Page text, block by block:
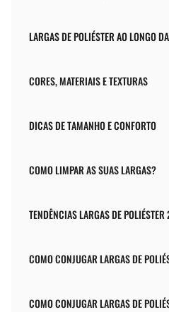
LARGAS DE POLIÉSTER AO LONGO
CORES, MATERIAIS E TEXTURAS
DICAS DE TAMANHO E CONFORTO
COMO LIMPAR AS SUAS LARGAS?
TENDÊNCIAS LARGAS DE
COMO CONJUGAR LARGAS DE
COMO CONJUGAR LARGAS DE